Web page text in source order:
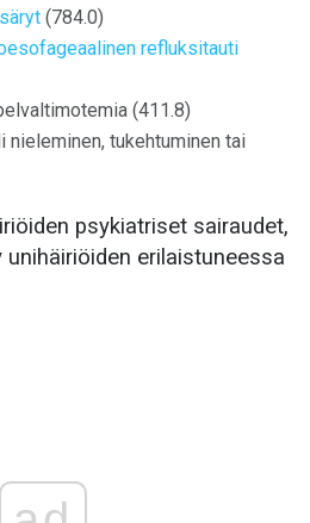
(784.0)
refluksitauti
(411.8)
nieleminen, tukehtuminen tai
psykiatriset sairaudet,
erilaistuneessa